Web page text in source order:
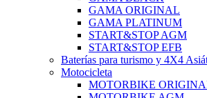
GAMA ORIGINAL
GAMA PLATINUM
START&STOP AGM
START&STOP EFB
Baterías para turismo y 4X4
Motocicleta
MOTORBIKE